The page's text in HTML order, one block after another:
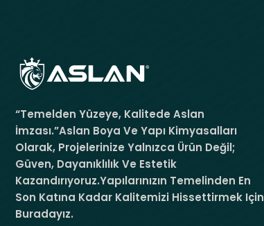
“Temelden Yüzeye, Kalitede Aslan
İmzası.”Aslan Boya Ve Yapı Kimyasalları
Olarak, Projelerinize Yalnızca Ürün Değil;
Güven, Dayanıklılık Ve Estetik
Kazandırıyoruz.Yapılarınızın Temelinden En
Son Katına Kadar Kalitemizi Hissettirmek Için
Buradayız.